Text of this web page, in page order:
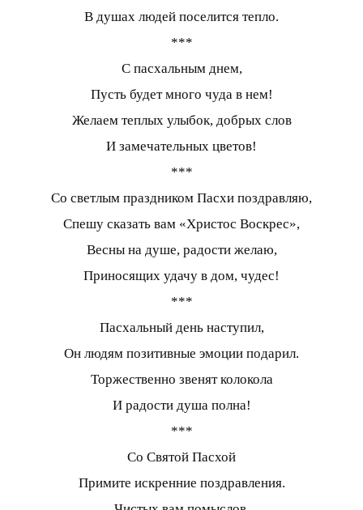
В душах людей поселится тепло.
***
С пасхальным днем,
Пусть будет много чуда в нем!
Желаем теплых улыбок, добрых слов
И замечательных цветов!
***
Со светлым праздником Пасхи поздравляю,
Спешу сказать вам «Христос Воскрес»,
Весны на душе, радости желаю,
Приносящих удачу в дом, чудес!
***
Пасхальный день наступил,
Он людям позитивные эмоции подарил.
Торжественно звенят колокола
И радости душа полна!
***
Со Святой Пасхой
Примите искренние поздравления.